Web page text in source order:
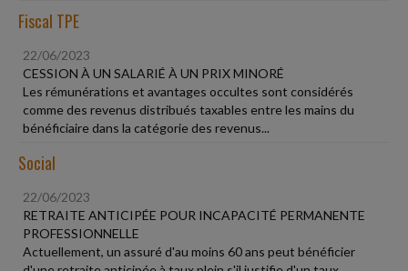
Fiscal TPE
22/06/2023
CESSION À UN SALARIÉ À UN PRIX MINORÉ
Les rémunérations et avantages occultes sont considérés
comme des revenus distribués taxables entre les mains du
bénéficiaire dans la catégorie des revenus...
Social
22/06/2023
RETRAITE ANTICIPÉE POUR INCAPACITÉ PERMANENTE
PROFESSIONNELLE
Actuellement, un assuré d'au moins 60 ans peut bénéficier